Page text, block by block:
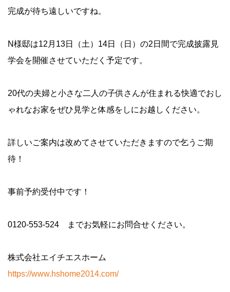
完成が待ち遠しいですね。
N様邸は12月13日（土）14日（日）の2日間で完成披露見
学会を開催させていただく予定です。
20代の夫婦と小さな二人の子供さんが住まれる快適でおし
ゃれなお家をぜひ見学と体感をしにお越しください。
詳しいご案内は改めてさせていただきますので乞うご期
待！
事前予約受付中です！
0120-553-524 までお気軽にお問合せください。
株式会社エイチエスホーム
https://www.hshome2014.com/